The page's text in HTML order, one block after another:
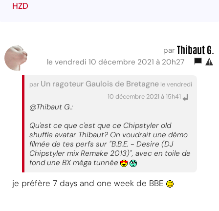
HZD
par Thibaut G.
le vendredi 10 décembre 2021 à 20h27
par Un ragoteur Gaulois de Bretagne le vendredi
10 décembre 2021 à 15h41
@Thibaut G.:
Qu'est ce que c'est que ce Chipstyler old
shuffle avatar Thibaut? On voudrait une démo
filmée de tes perfs sur "B.B.E. - Desire (DJ
Chipstyler mix Remake 2013)", avec en toile de
fond une BX méga tunnée
je préfère 7 days and one week de BBE